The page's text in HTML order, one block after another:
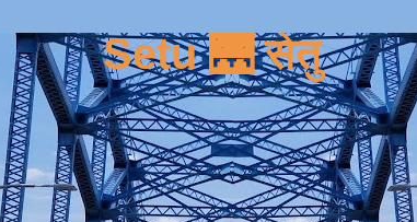
Setu 🌉 सेतु